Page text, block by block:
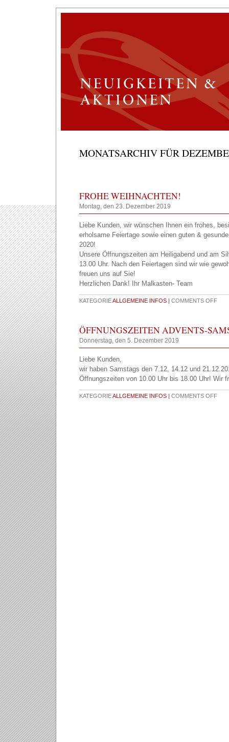
MONATSARCHIV FÜR
FROHE WEIHNACHTEN!
Montag, den 23. Dezember 2019
Liebe Kunden, wir wünschen Ihnen ein frohes,
erholsame Feiertage sowie einen guten &
2020!
Unsere Öffnungszeiten am Heiligabend und am
13.00 Uhr. Nach den Feiertagen sind wir wie
freuen uns auf Sie!
Herzlichen Dank! Ihr Malkasten- Team
KATEGORIEALLGEMEINE INFOS | COMMENTS OFF
ÖFFNUNGSZEITEN ADVENTS-
Donnerstag, den 5. Dezember 2019
Liebe Kunden,
wir haben Samstags den 7.12, 14.12 und
Öffnungszeiten von 10.00 Uhr bis 18.00 Uhr! Wir
KATEGORIEALLGEMEINE INFOS | COMMENTS OFF